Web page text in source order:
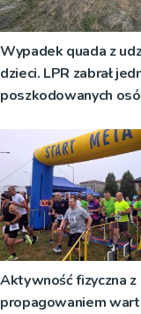
Wypadek quada z
dzieci. LPR zabrał
poszkodowanych
Aktywność fizyczna z
propagowaniem